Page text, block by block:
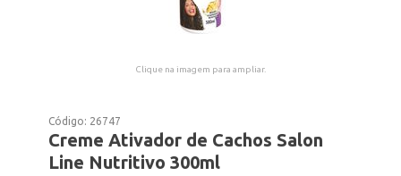
Clique na imagem para ampliar.
Código: 26747
Creme Ativador de Cachos Salon
Line Nutritivo 300ml